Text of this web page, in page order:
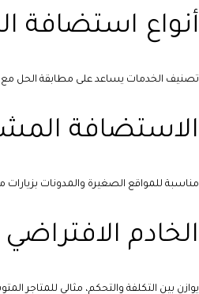
أنواع استضافة
تصنيف الخدمات يساعد على مطابقة الحل مع
الاستضافة
مناسبة للمواقع الصغيرة والمدونات
الخادم الافتراضي VPS
يوازن بين التكلفة والتحكم، مثالي للمتاجر